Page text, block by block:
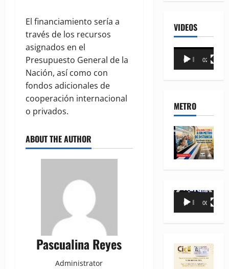
El financiamiento sería a
través de los recursos
asignados en el
Presupuesto General de la
Nación, así como con
fondos adicionales de
cooperación internacional
o privados.
ABOUT THE AUTHOR
Pascualina Reyes
Administrator
VIDEOS
Reproductor
00:00 02:18
METRO
Reproductor
00:00 00:35